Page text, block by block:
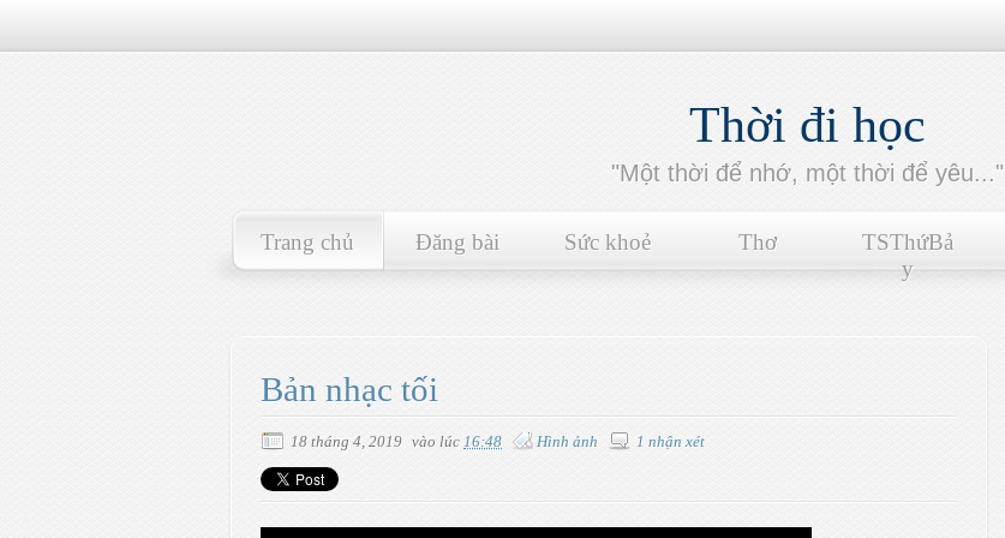
Thời đi học
"Một thời để nhớ, một thời để yêu..."
Trang chủ Đăng bài Sức khoẻ Thơ
TSThứBả
y
Bản nhạc tối
18 tháng 4, 2019 vào lúc 16:48 Hình ảnh 1 nhận xét